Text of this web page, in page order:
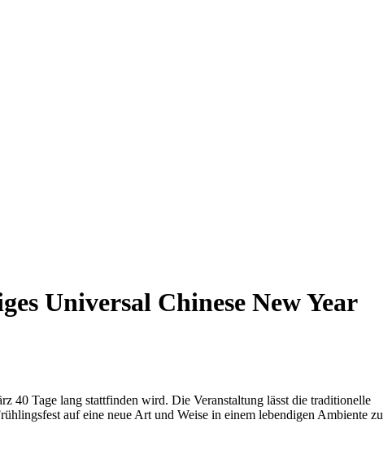
Universal Chinese New Year
40 Tage lang stattfinden wird. Die Veranstaltung lässt die traditionelle
auf eine neue Art und Weise in einem lebendigen Ambiente zu